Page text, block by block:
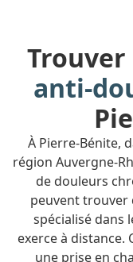
anti-
À Pierre-Bénite,
région Auvergne-
de douleurs
peuvent trouver
spécialisé dans
exerce à distance.
une prise en